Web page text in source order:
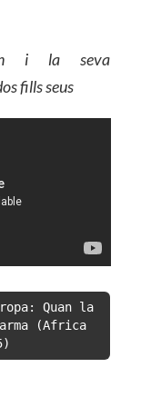
i la seva
fills seus
Quan la
(Africa